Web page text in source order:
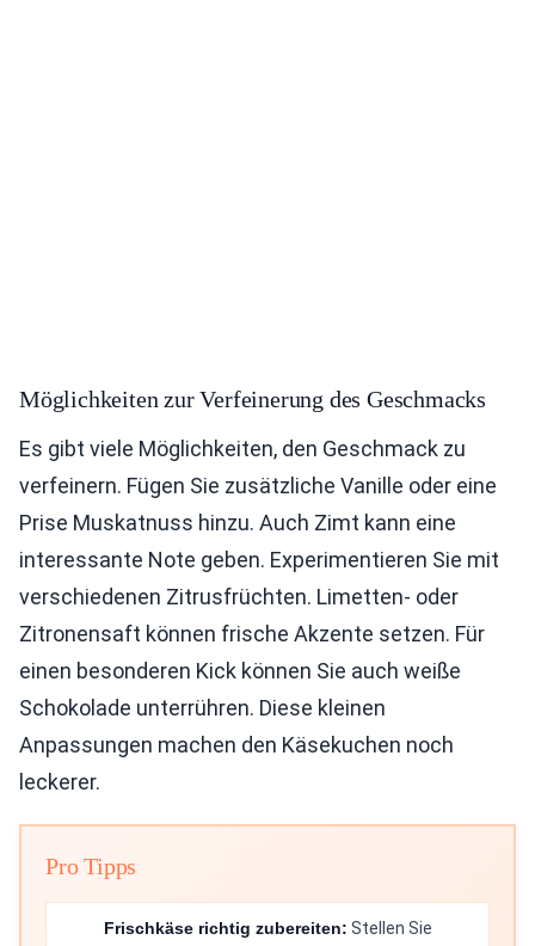
Möglichkeiten zur Verfeinerung des Geschmacks
Es gibt viele Möglichkeiten, den Geschmack zu
verfeinern. Fügen Sie zusätzliche Vanille oder eine
Prise Muskatnuss hinzu. Auch Zimt kann eine
interessante Note geben. Experimentieren Sie mit
verschiedenen Zitrusfrüchten. Limetten- oder
Zitronensaft können frische Akzente setzen. Für
einen besonderen Kick können Sie auch weiße
Schokolade unterrühren. Diese kleinen
Anpassungen machen den Käsekuchen noch
leckerer.
Pro Tipps
Frischkäse richtig zubereiten: Stellen Sie